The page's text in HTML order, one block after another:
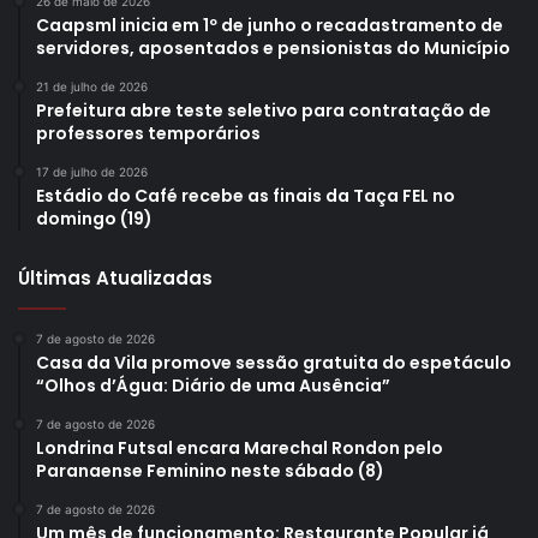
restaurante estava aberto. A comida sempre foi muito boa
e agora o espaço ficou ainda melhor”, afirmou.
Frequentador do restaurante, Osvandir Marques. Foto: Emerson
Dias/N.com
Frequentador diário do Restaurante Popular, Osvandir
Caapsml inicia em 1º de junho o recadastramento de
servidores, aposentados e pensionistas do Município
21 de julho de 2026
Prefeitura abre teste seletivo para contratação de
professores temporários
17 de julho de 2026
Estádio do Café recebe as finais da Taça FEL no
domingo (19)
Últimas Atualizadas
7 de agosto de 2026
Casa da Vila promove sessão gratuita do espetáculo
“Olhos d’Água: Diário de uma Ausência”
7 de agosto de 2026
Londrina Futsal encara Marechal Rondon pelo
Paranaense Feminino neste sábado (8)
7 de agosto de 2026
Um mês de funcionamento: Restaurante Popular já